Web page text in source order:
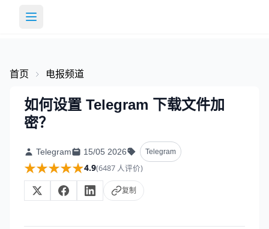
首页 电报频道
如何设置 Telegram 下载文件加
密？
Telegram 15/05 2026 Telegram
★★★★★
★★★★★4.9(6487 人评价)
复制